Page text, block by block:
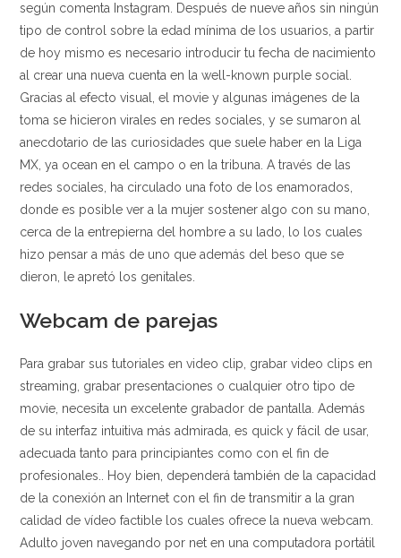
según comenta Instagram. Después de nueve años sin ningún
tipo de control sobre la edad mínima de los usuarios, a partir
de hoy mismo es necesario introducir tu fecha de nacimiento
al crear una nueva cuenta en la well-known purple social.
Gracias al efecto visual, el movie y algunas imágenes de la
toma se hicieron virales en redes sociales, y se sumaron al
anecdotario de las curiosidades que suele haber en la Liga
MX, ya ocean en el campo o en la tribuna. A través de las
redes sociales, ha circulado una foto de los enamorados,
donde es posible ver a la mujer sostener algo con su mano,
cerca de la entrepierna del hombre a su lado, lo los cuales
hizo pensar a más de uno que además del beso que se
dieron, le apretó los genitales.
Webcam de parejas
Para grabar sus tutoriales en video clip, grabar video clips en
streaming, grabar presentaciones o cualquier otro tipo de
movie, necesita un excelente grabador de pantalla. Además
de su interfaz intuitiva más admirada, es quick y fácil de usar,
adecuada tanto para principiantes como con el fin de
profesionales.. Hoy bien, dependerá también de la capacidad
de la conexión an Internet con el fin de transmitir a la gran
calidad de vídeo factible los cuales ofrece la nueva webcam.
Adulto joven navegando por net en una computadora portátil